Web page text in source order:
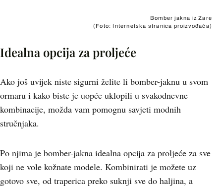
Bomber jakna iz Zare
(Foto: Internetska stranica proizvođača)
Idealna opcija za proljeće
Ako još uvijek niste sigurni želite li bomber-jaknu u svom
ormaru i kako biste je uopće uklopili u svakodnevne
kombinacije, možda vam pomognu savjeti modnih
stručnjaka.
Po njima je bomber-jakna idealna opcija za proljeće za sve
koji ne vole kožnate modele. Kombinirati je možete uz
gotovo sve, od traperica preko suknji sve do haljina, a